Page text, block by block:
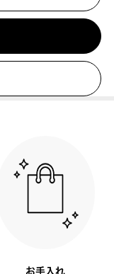
お手入れ